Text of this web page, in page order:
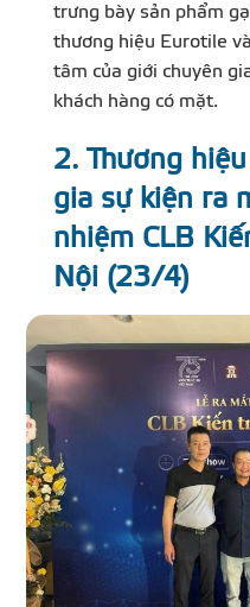
trưng bày sản phẩm
thương hiệu Eurotile
tâm của giới chuyên
khách hàng có mặt.
2. Thương
gia sự kiện ra
nhiệm CLB
Nội (23/4)